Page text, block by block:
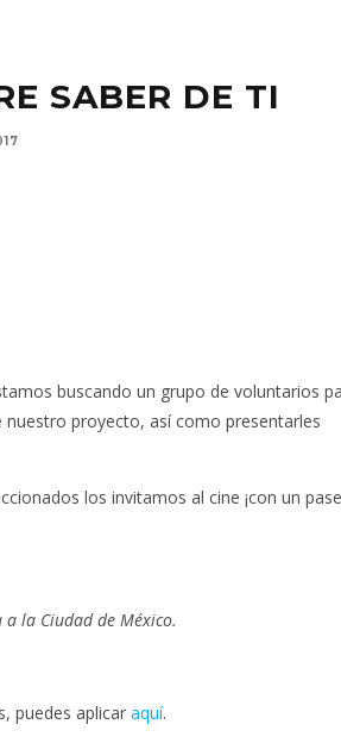
SABER DE TI
buscando un grupo de voluntarios
proyecto, así como presentarles
los invitamos al cine ¡con un pase
la Ciudad de México.
puedes aplicar aquí.